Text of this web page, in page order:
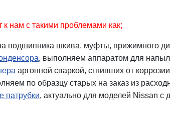
нам с такими проблемами как;
подшипника шкива, муфты, прижимного
, выполняем аппаратом для
аргонной сваркой, сгнивших от
по образцу старых на заказ из
патрубки, актуально для моделей Nissan с